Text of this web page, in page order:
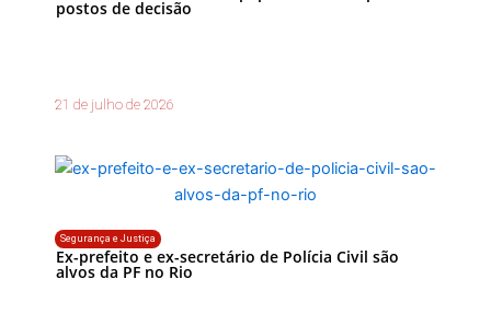
postos de decisão
21 de julho de 2026
Segurança e Justiça
Ex-prefeito e ex-secretário de Polícia Civil são
alvos da PF no Rio